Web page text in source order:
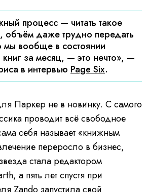
процесс — читать такое
объём даже трудно передать
мы вообще в состоянии
книг за месяц, — это нечто», —
в интервью Page Six.
Паркер не в новинку. С самого
проводит всё свободное
себя называет «книжным
переросло в бизнес,
стала редактором
а пять лет спустя при
Zando запустила свой